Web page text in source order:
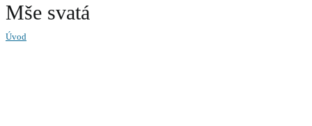
Mše svatá
Úvod